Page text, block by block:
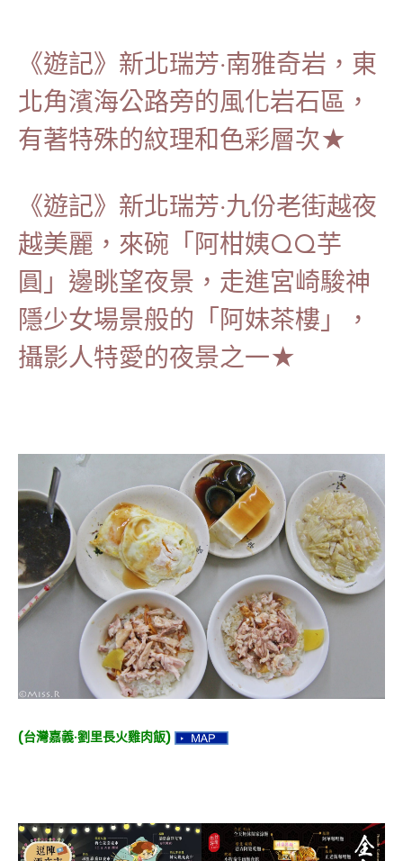
《遊記》新北瑞芳‧南雅奇岩，東
北角濱海公路旁的風化岩石區，
有著特殊的紋理和色彩層次★
《遊記》新北瑞芳‧九份老街越夜
越美麗，來碗「阿柑姨QQ芋
圓」邊眺望夜景，走進宮崎駿神
隱少女場景般的「阿妹茶樓」，
攝影人特愛的夜景之一★
(台灣嘉義‧劉里長火雞肉飯)